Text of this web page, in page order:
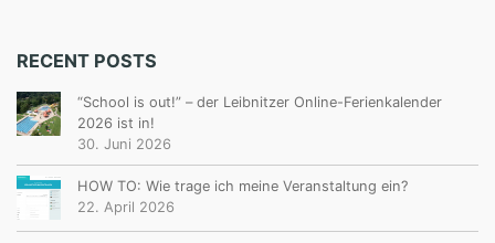
RECENT POSTS
“School is out!” – der Leibnitzer Online-Ferienkalender
2026 ist in!
30. Juni 2026
HOW TO: Wie trage ich meine Veranstaltung ein?
22. April 2026